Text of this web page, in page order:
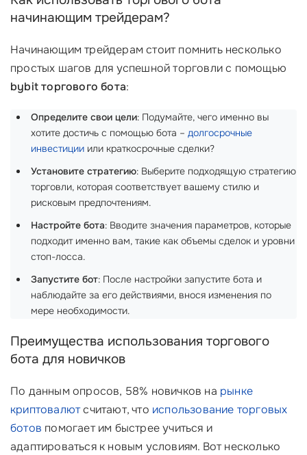
начинающим трейдерам?
Начинающим трейдерам стоит помнить несколько
простых шагов для успешной торговли с помощью
bybit торгового бота:
Определите свои цели: Подумайте, чего именно вы
хотите достичь с помощью бота – долгосрочные
инвестиции или краткосрочные сделки?
Установите стратегию: Выберите подходящую стратегию
торговли, которая соответствует вашему стилю и
рисковым предпочтениям.
Настройте бота: Вводите значения параметров, которые
подходит именно вам, такие как объемы сделок и уровни
стоп-лосса.
Запустите бот: После настройки запустите бота и
наблюдайте за его действиями, внося изменения по
мере необходимости.
Преимущества использования торгового
бота для новичков
По данным опросов, 58% новичков на рынке
криптовалютсчитают, что использование торговых
ботов помогает им быстрее учиться и
адаптироваться к новым условиям. Вот несколько